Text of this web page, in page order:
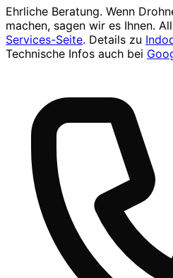
Ehrliche Beratung. Wenn
machen, sagen wir es Ihnen.
Services-Seite. Details zu
Technische Infos auch bei